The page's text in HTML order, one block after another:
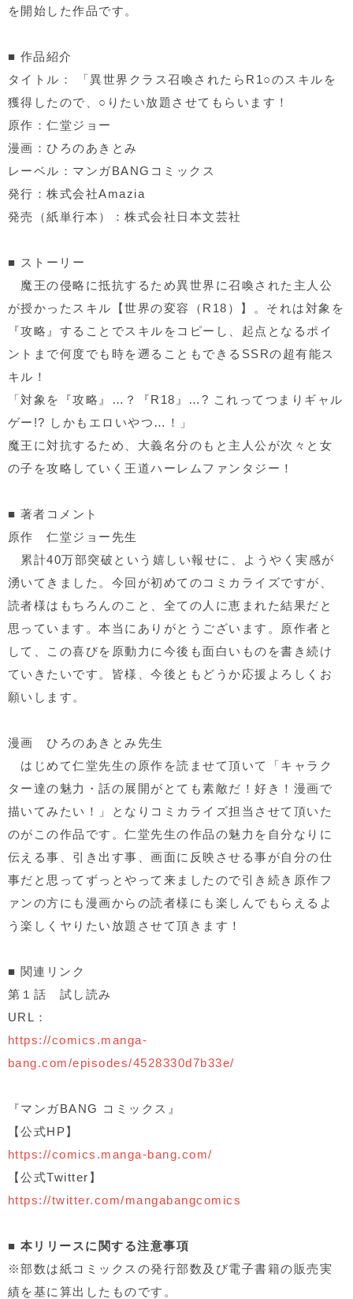
を開始した作品です。
■ 作品紹介
タイトル： 「異世界クラス召喚されたら R1○のスキルを
獲得したので、 ○ りたい放題させてもらいます！
原作：仁堂ジョー
漫画：ひろのあきとみ
レーベル：マンガ BANG コミックス
発行：株式会社Amazia
発売（紙単行本）：株式会社日本文芸社
■ ストーリー
魔王の侵略に抵抗するため異世界に召喚された主人公
が授かったスキル【世界の変容（ R18 ）】。それは対象を
『攻略』することでスキルをコピーし、起点となるポイ
ントまで何度でも時を遡ることもできる SSRの超有能ス
キル！
「対象を『攻略』…？『 R18 』 …? これってつまりギャル
ゲー !? しかもエロいやつ …
！」
魔王に対抗するため、大義名分のもと主人公が次々と女
の子を攻略していく王道ハーレムファンタジー！
■ 著者コメント
原作 仁堂ジョー先生
累計40万部突破という嬉しい報せに、ようやく実感が
湧いてきました。今回が初めてのコミカライズですが、
読者様はもちろんのこと、全ての人に恵まれた結果だと
思っています。本当にありがとうございます。原作者と
して、この喜びを原動力に今後も面白いものを書き続け
ていきたいです。皆様、今後ともどうか応援よろしくお
願いします。
漫画 ひろのあきとみ先生
はじめて仁堂先生の原作を読ませて頂いて「キャラク
ター達の魅力・話の展開がとても素敵だ！好き！漫画で
描いてみたい！」となりコミカライズ担当させて頂いた
のがこの作品です。仁堂先生の作品の魅力を自分なりに
伝える事、引き出す事、画面に反映させる事が自分の仕
事だと思ってずっとやって来ましたので引き続き原作フ
ァンの方にも漫画からの読者様にも楽しんでもらえるよ
う楽しくヤりたい放題させて頂きます！
■ 関連リンク
第１話 試し読み
URL：
https://comics.manga-
bang.com/episodes/4528330d7b33e/
『マンガ BANG
コミックス』
【公式HP 】
https://comics.manga-bang.com/
【公式Twitter 】
https://twitter.com/mangabangcomics
■ 本リリースに関する注意事項
※部数は紙コミックスの発行部数及び電子書籍の販売実
績を基に算出したものです。